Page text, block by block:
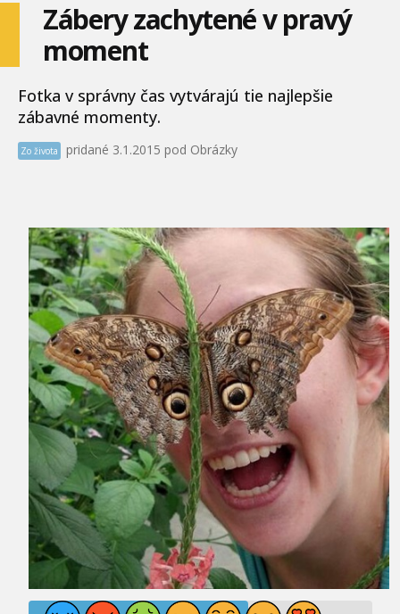
Zábery zachytené v pravý
moment
Fotka v správny čas vytvárajú tie najlepšie
zábavné momenty.
Zo života pridané 3.1.2015 pod Obrázky